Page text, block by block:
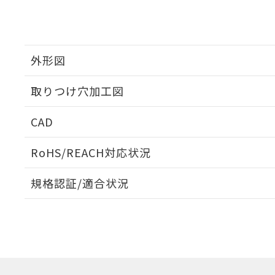
外形図
取りつけ穴加工図
CAD
RoHS/REACH対応状況
EU RoHS 注意事項・凡例
規格認証/適合状況